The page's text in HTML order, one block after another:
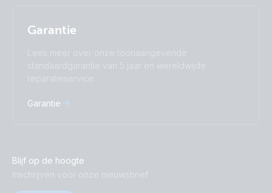
Garantie
Lees meer over onze toonaangevende
standaardgarantie van 5 jaar en wereldwijde
reparatieservice.
Garantie
Blijf op de hoogte
Inschrijven voor onze nieuwsbrief